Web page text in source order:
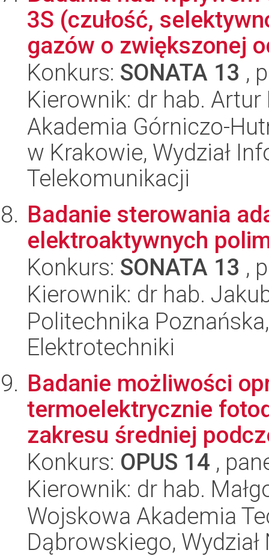
3S (czułość,
gazów o zwiększonej
Konkurs: SONATA 13 ,
Kierownik: dr hab. Artur
Akademia Górniczo-
w Krakowie, Wydział
Telekomunikacji
Badanie sterowania
elektroaktywnych
Konkurs: SONATA 13 ,
Kierownik: dr hab.
Politechnika
Elektrotechniki
Badanie możliwości
termoelektrycznie
zakresu średniej
Konkurs: OPUS 14 ,
Kierownik: dr hab.
Wojskowa Akademia
Dąbrowskiego,